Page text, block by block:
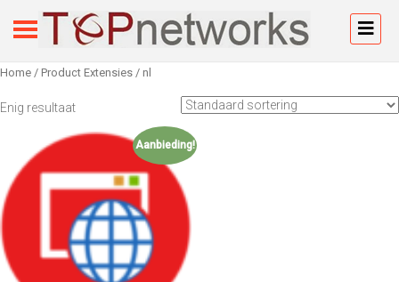
Home / Product Extensies / nl
Enig resultaat
Aanbieding!